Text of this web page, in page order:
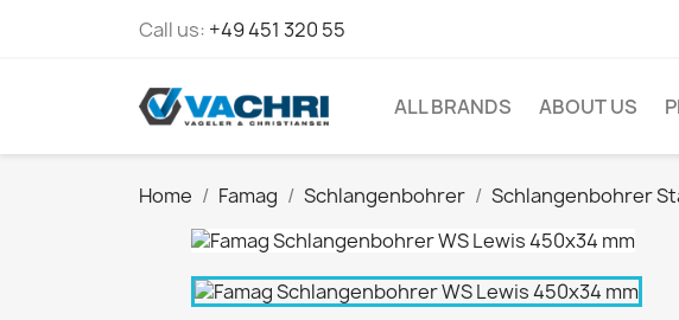
Call us: +49 451 320 55
ALL BRANDS ABOUT US
Home Famag Schlangenbohrer Schlangenbohrer